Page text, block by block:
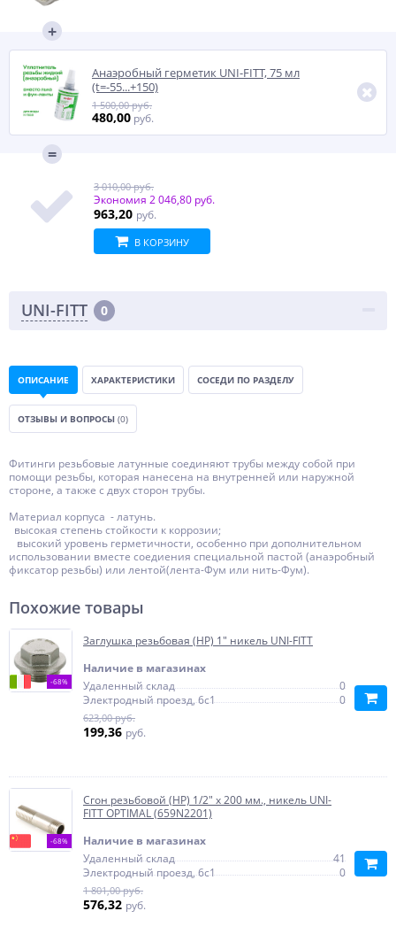
Анаэробный герметик UNI-FITT, 75 мл
(t=-55...+150)
480,00 руб.
1 500,00 руб.
3 010,00 руб.
Экономия 2 046,80 руб.
963,20 руб.
В КОРЗИНУ
UNI-FITT 0
ОПИСАНИЕ ХАРАКТЕРИСТИКИ СОСЕДИ ПО РАЗДЕЛУ
ОТЗЫВЫ И ВОПРОСЫ (0)
Фитинги резьбовые латунные соединяют трубы между собой при
помощи резьбы, которая нанесена на внутренней или наружной
стороне, а также с двух сторон трубы.
Материал корпуса - латунь.
высокая степень стойкости к коррозии;
высокий уровень герметичности, особенно при дополнительном
использовании вместе соедиения специальной пастой (анаэробный
фиксатор резьбы) или лентой(лента-Фум или нить-Фум).
Похожие товары
-68%
Заглушка резьбовая (НР) 1" никель UNI-FITT
Наличие в магазинах
Удаленный склад
0
Электродный проезд, 6с1
0
623,00 руб.
199,36 руб.
-68%
Сгон резьбовой (НР) 1/2" х 200 мм., никель UNI-
FITT OPTIMAL (659N2201)
Наличие в магазинах
Удаленный склад
41
Электродный проезд, 6с1
0
1 801,00 руб.
576,32 руб.